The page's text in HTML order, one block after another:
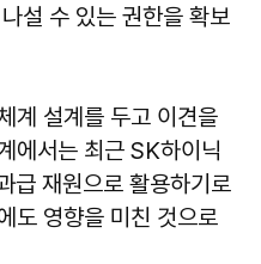
설 수 있는 권한을 확보
계 설계를 두고 이견을
에서는 최근 SK하이닉
급 재원으로 활용하기로
도 영향을 미친 것으로